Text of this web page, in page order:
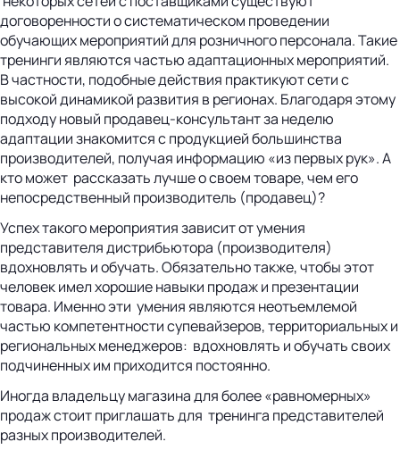
договоренности о систематическом проведении
обучающих мероприятий для розничного персонала. Такие
тренинги являются частью адаптационных мероприятий.
В частности, подобные действия практикуют сети с
высокой динамикой развития в регионах. Благодаря этому
подходу новый продавец-консультант за неделю
адаптации знакомится с продукцией большинства
производителей, получая информацию «из первых рук». А
кто может рассказать лучше о своем товаре, чем его
непосредственный производитель (продавец)?
Успех такого мероприятия зависит от умения
представителя дистрибьютора (производителя)
вдохновлять и обучать. Обязательно также, чтобы этот
человек имел хорошие навыки продаж и презентации
товара. Именно эти умения являются неотъемлемой
частью компетентности супевайзеров, территориальных и
региональных менеджеров: вдохновлять и обучать своих
подчиненных им приходится постоянно.
Иногда владельцу магазина для более «равномерных»
продаж стоит приглашать для тренинга представителей
разных производителей.